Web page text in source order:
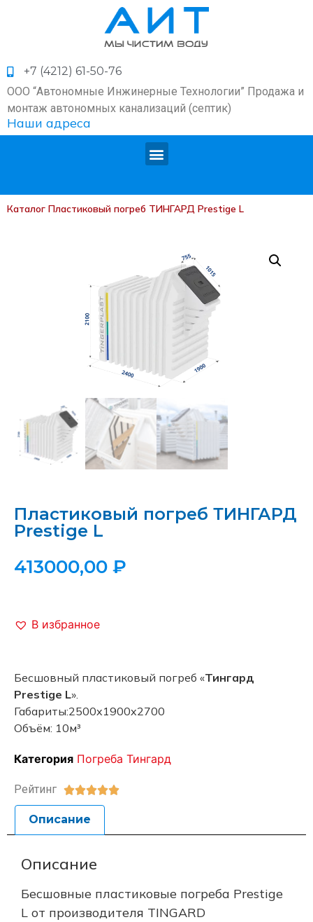
+7 (4212) 61-50-76
ООО “Автономные Инжинерные Технологии” Продажа и
монтаж автономных канализаций (септик)
Наши адреса
Каталог Пластиковый погреб ТИНГАРД Prestige L
Пластиковый погреб ТИНГАРД
Prestige L
413000,00 ₽
В избранное
Бесшовный пластиковый погреб «Тингард
Prestige L».
Габариты:2500x1900x2700
Объём: 10м³
Категория Погреба Тингард
Рейтинг 
Описание
Описание
Бесшовные пластиковые погреба Prestige
L от производителя TINGARD